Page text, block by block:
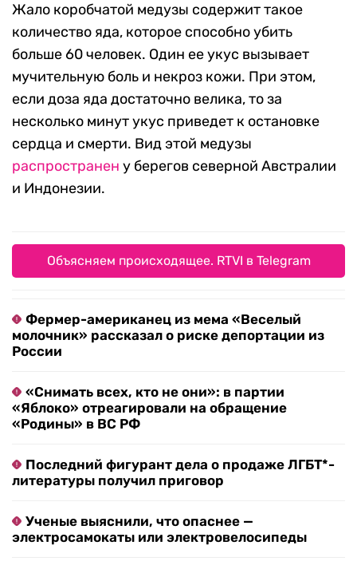
Жало коробчатой медузы содержит такое
количество яда, которое способно убить
больше 60 человек. Один ее укус вызывает
мучительную боль и некроз кожи. При этом,
если доза яда достаточно велика, то за
несколько минут укус приведет к остановке
сердца и смерти. Вид этой медузы
распространен у берегов северной Австралии
и Индонезии.
Объясняем происходящее. RTVI в Telegram
Фермер-американец из мема «Веселый
молочник» рассказал о риске депортации из
России
«Снимать всех, кто не они»: в партии
«Яблоко» отреагировали на обращение
«Родины» в ВС РФ
Последний фигурант дела о продаже ЛГБТ*-
литературы получил приговор
Ученые выяснили, что опаснее —
электросамокаты или электровелосипеды